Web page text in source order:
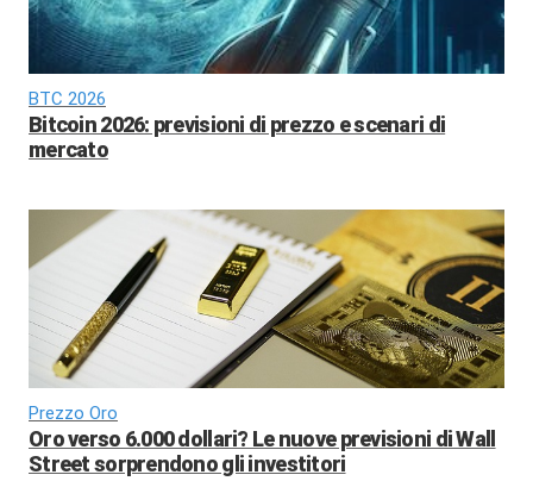
BTC 2026
Bitcoin 2026: previsioni di prezzo e scenari di
mercato
Prezzo Oro
Oro verso 6.000 dollari? Le nuove previsioni di Wall
Street sorprendono gli investitori